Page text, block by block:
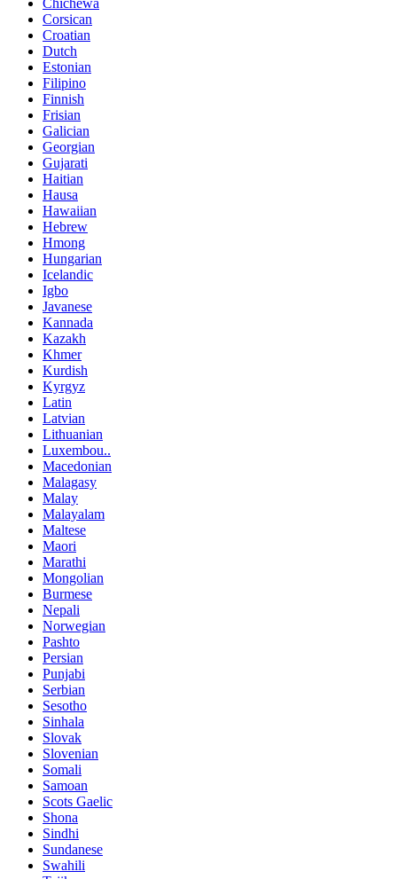
Chichewa
Corsican
Croatian
Dutch
Estonian
Filipino
Finnish
Frisian
Galician
Georgian
Gujarati
Haitian
Hausa
Hawaiian
Hebrew
Hmong
Hungarian
Icelandic
Igbo
Javanese
Kannada
Kazakh
Khmer
Kurdish
Kyrgyz
Latin
Latvian
Lithuanian
Luxembou..
Macedonian
Malagasy
Malay
Malayalam
Maltese
Maori
Marathi
Mongolian
Burmese
Nepali
Norwegian
Pashto
Persian
Punjabi
Serbian
Sesotho
Sinhala
Slovak
Slovenian
Somali
Samoan
Scots Gaelic
Shona
Sindhi
Sundanese
Swahili